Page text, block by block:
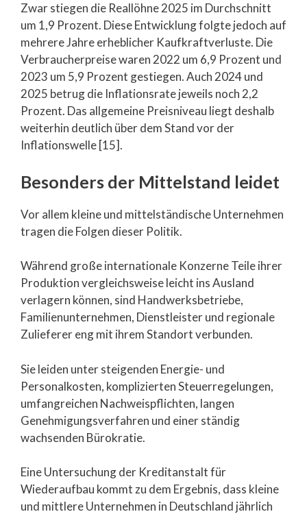
Zwar stiegen die Reallöhne 2025 im Durchschnitt
um 1,9 Prozent. Diese Entwicklung folgte jedoch auf
mehrere Jahre erheblicher Kaufkraftverluste. Die
Verbraucherpreise waren 2022 um 6,9 Prozent und
2023 um 5,9 Prozent gestiegen. Auch 2024 und
2025 betrug die Inflationsrate jeweils noch 2,2
Prozent. Das allgemeine Preisniveau liegt deshalb
weiterhin deutlich über dem Stand vor der
Inflationswelle [15].
Besonders der Mittelstand leidet
Vor allem kleine und mittelständische Unternehmen
tragen die Folgen dieser Politik.
Während große internationale Konzerne Teile ihrer
Produktion vergleichsweise leicht ins Ausland
verlagern können, sind Handwerksbetriebe,
Familienunternehmen, Dienstleister und regionale
Zulieferer eng mit ihrem Standort verbunden.
Sie leiden unter steigenden Energie- und
Personalkosten, komplizierten Steuerregelungen,
umfangreichen Nachweispflichten, langen
Genehmigungsverfahren und einer ständig
wachsenden Bürokratie.
Eine Untersuchung der Kreditanstalt für
Wiederaufbau kommt zu dem Ergebnis, dass kleine
und mittlere Unternehmen in Deutschland jährlich